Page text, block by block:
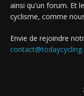
ainsi qu'un forum. Et
cyclisme, comme
Envie de rejoindre